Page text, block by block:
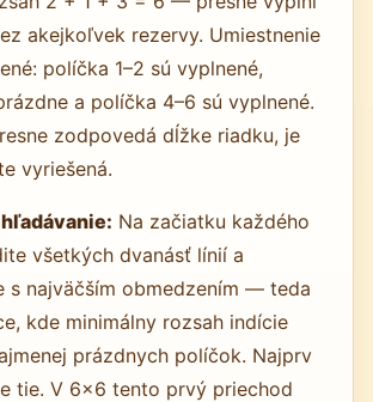
akejkoľvek rezervy. Umiestnenie
políčka 1–2 sú vyplnené,
a políčka 4–6 sú vyplnené.
zodpovedá dĺžke riadku, je
vyriešená.
Na začiatku každého
všetkých dvanásť línií a
s najväčším obmedzením — teda
kde minimálny rozsah indície
prázdnych políčok. Najprv
tie. V 6×6 tento prvý priechod